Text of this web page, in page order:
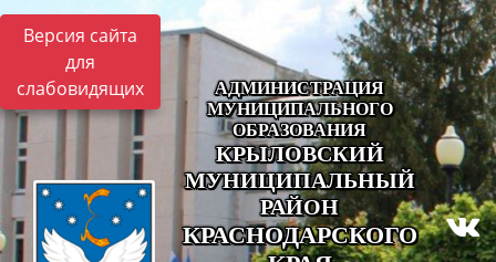
Версия сайта
для
слабовидящих
АДМИНИСТРАЦИЯ
МУНИЦИПАЛЬНОГО
ОБРАЗОВАНИЯ
КРЫЛОВСКИЙ
МУНИЦИПАЛЬНЫЙ
РАЙОН
КРАСНОДАРСКОГО